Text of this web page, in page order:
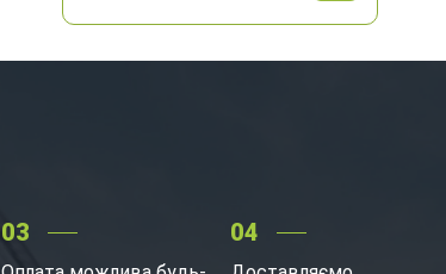
03 04